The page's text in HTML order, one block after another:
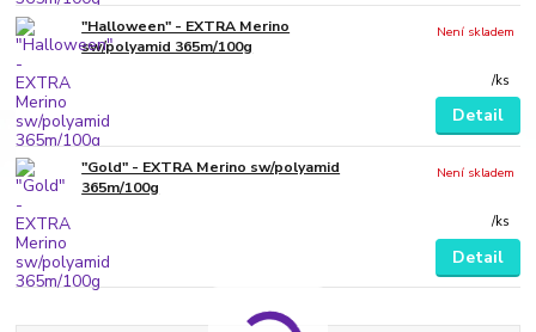
"Halloween" - EXTRA Merino
sw/polyamid 365m/100g
/ks
Není skladem
Detail
"Gold" - EXTRA Merino sw/polyamid
365m/100g
/ks
Není skladem
Detail